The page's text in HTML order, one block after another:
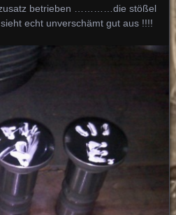
zusatz betrieben …………die stößel
echt unverschämt gut aus !!!!